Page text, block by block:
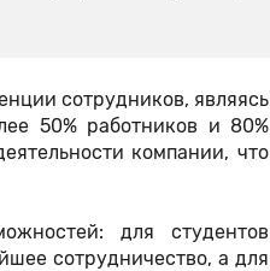
сотрудников, являясь
50% работников и 80%
компании, что
для студентов
сотрудничество, а для